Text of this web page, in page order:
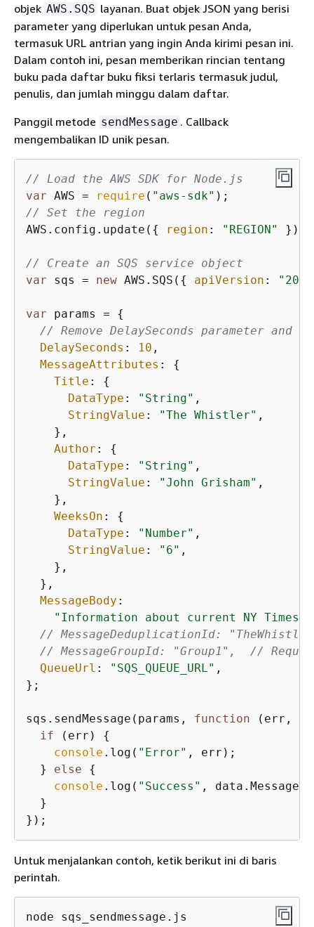
objek AWS.SQS layanan. Buat objek JSON yang berisi
parameter yang diperlukan untuk pesan Anda,
termasuk URL antrian yang ingin Anda kirimi pesan ini.
Dalam contoh ini, pesan memberikan rincian tentang
buku pada daftar buku fiksi terlaris termasuk judul,
penulis, dan jumlah minggu dalam daftar.
Panggil metode sendMessage . Callback
mengembalikan ID unik pesan.
// Load the AWS SDK for Node.js
var AWS = require ( "aws-sdk"
// Set the region
AWS.config.update( { region : "REGION" });
// Create an SQS service object
var sqs = new AWS.SQS( { apiVersion :
var params = {
// Remove DelaySeconds parameter and
DelaySeconds : 10 ,
MessageAttributes : {
Title : {
DataType : "String" ,
StringValue : "The Whistler" ,
    },
Author : {
DataType : "String" ,
StringValue : "John Grisham" ,
    },
WeeksOn : {
DataType : "Number" ,
StringValue : "6" ,
    },
  },
MessageBody :
"Information about current NY
// MessageDeduplicationId:
// MessageGroupId: "Group1",  //
QueueUrl : "SQS_QUEUE_URL" ,
};
sqs.sendMessage(params, function ( err,
if (err) {
console .log( "Error" , err);
  }
else
{
console .log( "Success" ,
  }
Untuk menjalankan contoh, ketik berikut ini di baris
perintah.
node sqs_sendmessage.js